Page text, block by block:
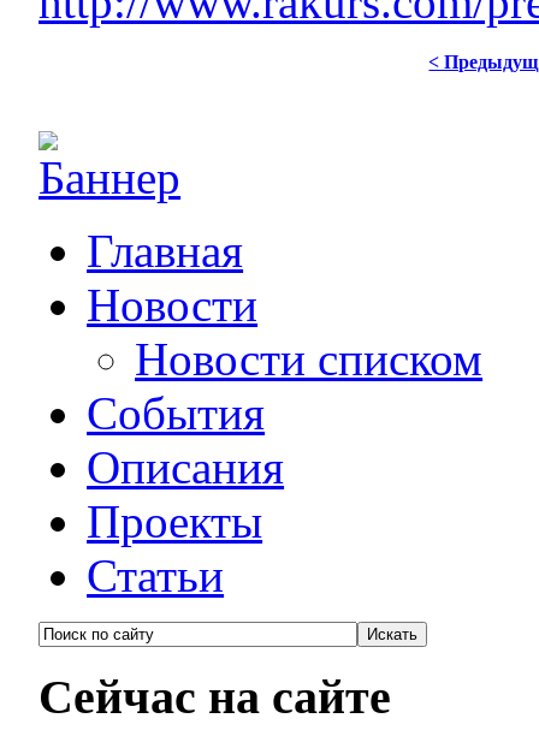
<
Главная
Новости
Новости списком
События
Описания
Проекты
Статьи
Сейчас на сайте